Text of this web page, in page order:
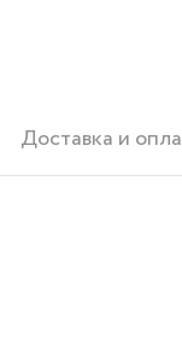
Доставка и